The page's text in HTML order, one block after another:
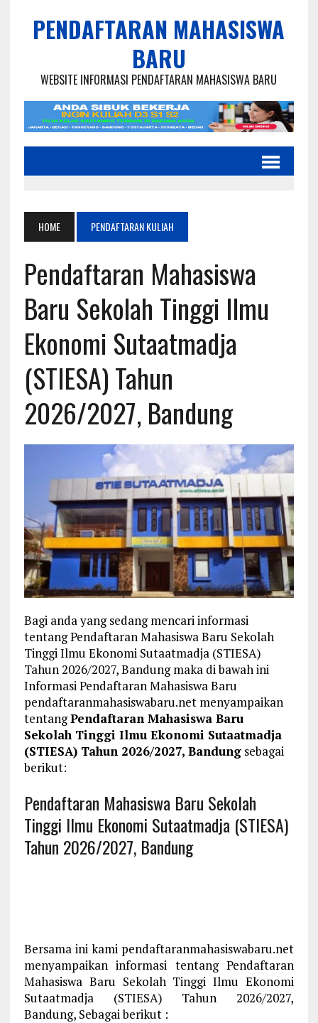
PENDAFTARAN MAHASISWA
BARU
WEBSITE INFORMASI PENDAFTARAN MAHASISWA BARU
HOME PENDAFTARAN KULIAH
Pendaftaran Mahasiswa
Baru Sekolah Tinggi Ilmu
Ekonomi Sutaatmadja
(STIESA) Tahun
2026/2027, Bandung
Bagi anda yang sedang mencari informasi
tentang Pendaftaran Mahasiswa Baru Sekolah
Tinggi Ilmu Ekonomi Sutaatmadja (STIESA)
Tahun 2026/2027, Bandung maka di bawah ini
Informasi Pendaftaran Mahasiswa Baru
pendaftaranmahasiswabaru.net menyampaikan
tentangPendaftaran Mahasiswa Baru
Sekolah Tinggi Ilmu Ekonomi Sutaatmadja
(STIESA) Tahun 2026/2027, Bandungsebagai
berikut:
Pendaftaran Mahasiswa Baru Sekolah
Tinggi Ilmu Ekonomi Sutaatmadja (STIESA)
Tahun 2026/2027, Bandung
Bersama ini kami pendaftaranmahasiswabaru.net
menyampaikan informasi tentang Pendaftaran
Mahasiswa Baru Sekolah Tinggi Ilmu Ekonomi
Sutaatmadja (STIESA) Tahun 2026/2027,
Bandung, Sebagai berikut :